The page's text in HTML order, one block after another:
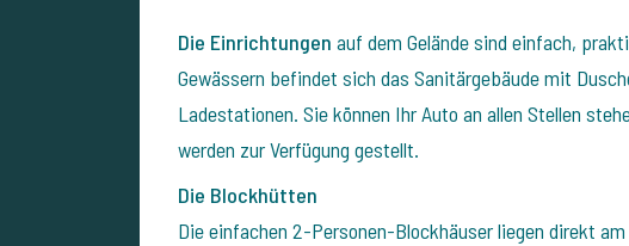
Die Einrichtungen auf dem Gelände sind einfach,
Gewässern befindet sich das Sanitärgebäude mit
Ladestationen. Sie können Ihr Auto an allen Stellen
werden zur Verfügung gestellt.
Die Blockhütten
Die einfachen 2-Personen-Blockhäuser liegen direkt